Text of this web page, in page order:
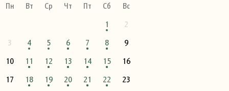
Пн
Вт Ср Чт Пт Сб
Вс
1
2
3
4 5 6 7 8
9
10
11 12 13 14 15
16
17
18 19 20 21 22
23